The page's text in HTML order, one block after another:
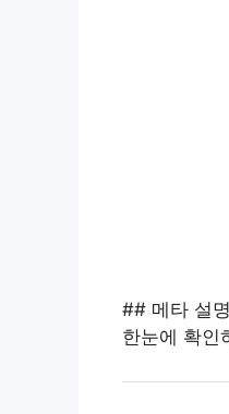
## 메타 설
한눈에 확인